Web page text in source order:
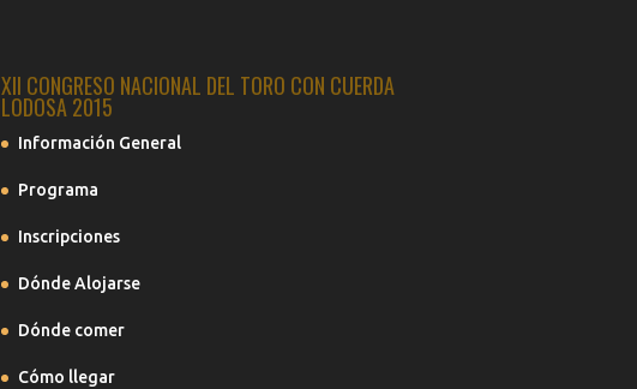
XII CONGRESO NACIONAL DEL TORO CON CUERDA
LODOSA 2015
Información General
Programa
Inscripciones
Dónde Alojarse
Dónde comer
Cómo llegar